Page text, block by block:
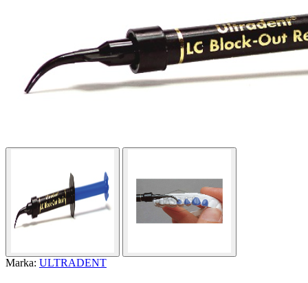
Marka: ULTRADENT